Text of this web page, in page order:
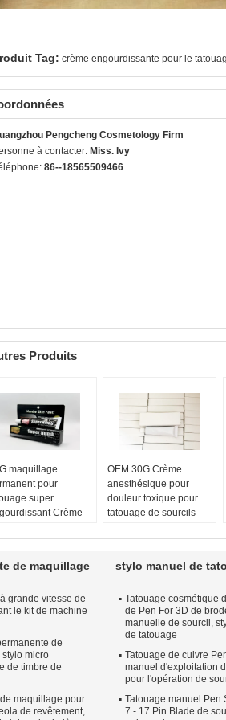
Tag: crème engourdissante pour le
Pengcheng Cosmetology Firm
à contacter: Miss. Ivy
86--18565509466
Produits
maquillage
pour
super
Crème
/ lèvres / vernis
type: crème
brut: 10G Super
de
Western
MoneyGram,
nous contacter
ligne.
OEM 30G Crème
anesthésique pour
douleur toxique pour
tatouage de sourcils
de lidocaïne
Le paquet:30 g/tube
Anesthésique, pas de
douleur, indolore, arrête
la douleur
de maquillage
grande vitesse de
le kit de machine
de
micro
de timbre de
maquillage pour
de revêtement,
stylo manuel de
Tatouage cosmétique
de Pen For 3D de
manuelle de sourcil,
de tatouage
Tatouage de cuivre
manuel d'exploitation
pour l'opération de
Tatouage manuel Pen
7 - 17 Pin Blade de